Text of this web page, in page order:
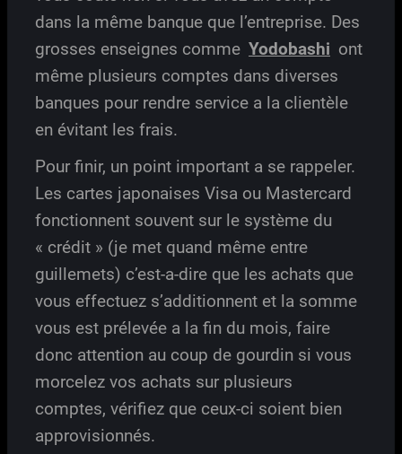
dans la même banque que l’entreprise. Des
grosses enseignes comme Yodobashi ont
même plusieurs comptes dans diverses
banques pour rendre service a la clientèle
en évitant les frais.
Pour finir, un point important a se rappeler.
Les cartes japonaises Visa ou Mastercard
fonctionnent souvent sur le système du
« crédit » (je met quand même entre
guillemets) c’est-a-dire que les achats que
vous effectuez s’additionnent et la somme
vous est prélevée a la fin du mois, faire
donc attention au coup de gourdin si vous
morcelez vos achats sur plusieurs
comptes, vérifiez que ceux-ci soient bien
approvisionnés.